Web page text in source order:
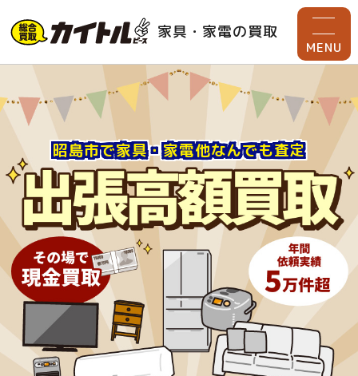
家具・家電の買取
MENU
昭島市で家具・家電他なんでも査定